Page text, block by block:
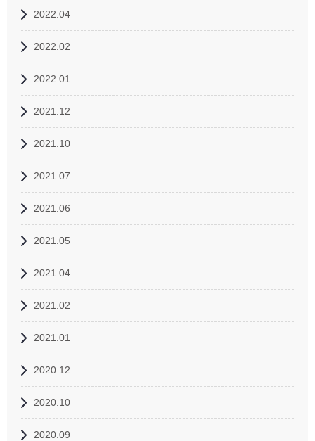
2022.04
2022.02
2022.01
2021.12
2021.10
2021.07
2021.06
2021.05
2021.04
2021.02
2021.01
2020.12
2020.10
2020.09